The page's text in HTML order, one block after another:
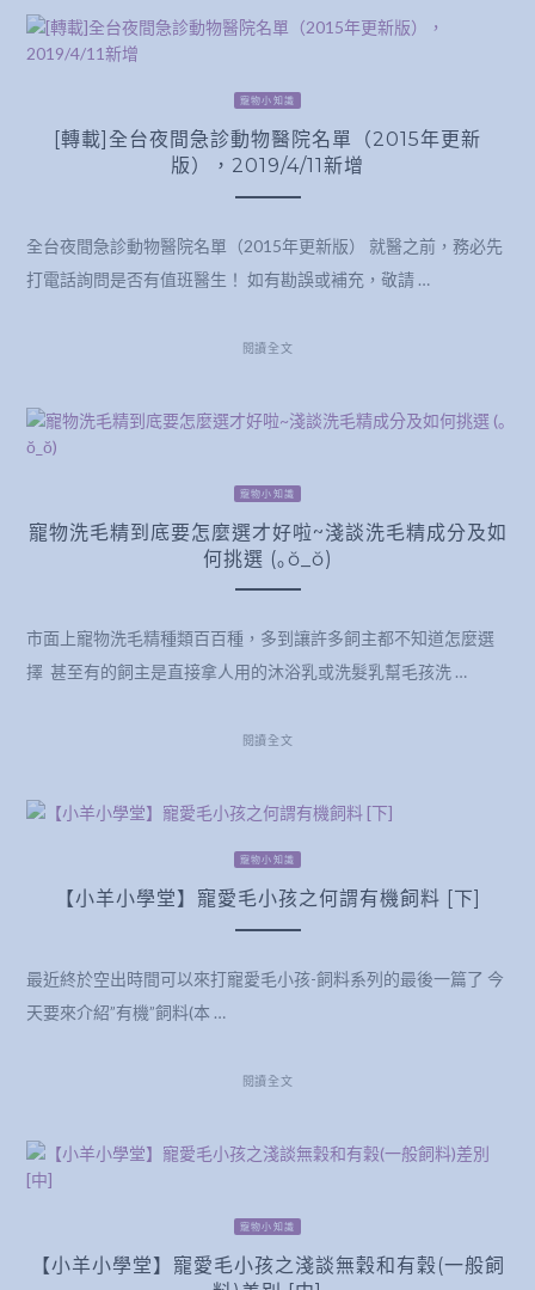
寵物小知識
[轉載]全台夜間急診動物醫院名單（2015年更新
版），2019/4/11新增
全台夜間急診動物醫院名單（2015年更新版） 就醫之前，務必先
打電話詢問是否有值班醫生！ 如有勘誤或補充，敬請 …
閱讀全文
寵物小知識
寵物洗毛精到底要怎麼選才好啦~淺談洗毛精成分及如
何挑選 (｡ŏ_ŏ)
市面上寵物洗毛精種類百百種，多到讓許多飼主都不知道怎麼選
擇 甚至有的飼主是直接拿人用的沐浴乳或洗髮乳幫毛孩洗 …
閱讀全文
寵物小知識
【小羊小學堂】寵愛毛小孩之何謂有機飼料 [下]
最近終於空出時間可以來打寵愛毛小孩-飼料系列的最後一篇了 今
天要來介紹”有機”飼料(本 …
閱讀全文
寵物小知識
【小羊小學堂】寵愛毛小孩之淺談無穀和有穀(一般飼